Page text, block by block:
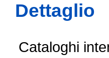
Dettaglio
Cataloghi